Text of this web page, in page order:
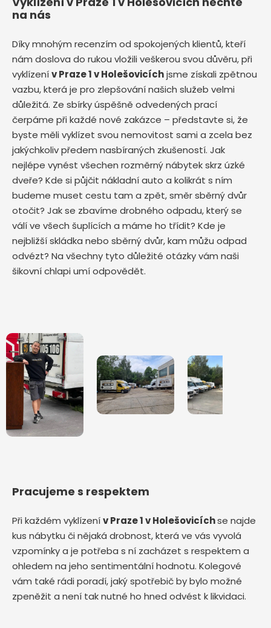
na nás
Díky mnohým recenzím od spokojených klientů, kteří
nám doslova do rukou vložili veškerou svou důvěru, při
vyklízenív Praze 1 v Holešovicíchjsme získali zpětnou
vazbu, která je pro zlepšování našich služeb velmi
důležitá. Ze sbírky úspěšně odvedených prací
čerpáme při každé nové zakázce – představte si, že
byste měli vyklízet svou nemovitost sami a zcela bez
jakýchkoliv předem nasbíraných zkušeností. Jak
nejlépe vynést všechen rozměrný nábytek skrz úzké
dveře? Kde si půjčit nákladní auto a kolikrát s ním
budeme muset cestu tam a zpět, směr sběrný dvůr
otočit? Jak se zbavíme drobného odpadu, který se
válí ve všech šuplících a máme ho třídit? Kde je
nejbližší skládka nebo sběrný dvůr, kam můžu odpad
odvézt? Na všechny tyto důležité otázky vám naši
šikovní chlapi umí odpovědět.
Pracujeme s respektem
Při každém vyklízenív Praze 1 v Holešovicíchse najde
kus nábytku či nějaká drobnost, která ve vás vyvolá
vzpomínky a je potřeba s ní zacházet s respektem a
ohledem na jeho sentimentální hodnotu. Kolegové
vám také rádi poradí, jaký spotřebič by bylo možné
zpeněžit a není tak nutné ho hned odvést k likvidaci.